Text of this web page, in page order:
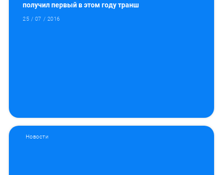
получил первый в этом году транш
25 / 07 / 2016
Новости